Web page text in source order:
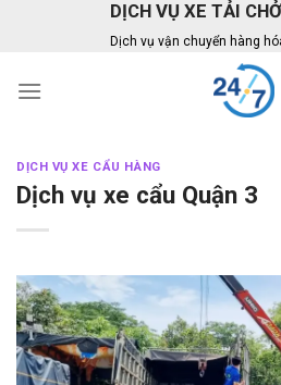
DỊCH VỤ XE TẢI
Dịch vụ vận chuyển hàng
DỊCH VỤ XE CẨU HÀNG
Dịch vụ xe cẩu Quận 3